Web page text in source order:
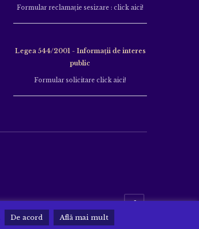
Formular reclamație sesizare : click aici!
Legea 544/2001 - Informații de interes
public
Formular solicitare click aici!
De acord Află mai mult